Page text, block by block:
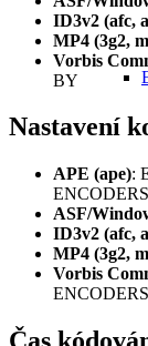
ID3v2 (afc,
MP4 (3g2,
Vorbis
BY
Nastavení
APE (ape):
ASF/
ID3v2 (afc,
MP4 (3g2,
Vorbis